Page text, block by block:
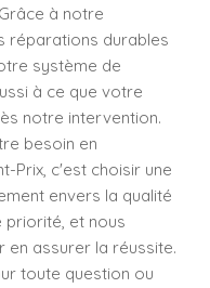
à notre
réparations durables
système de
à ce que votre
notre intervention.
besoin en
Prix, c'est choisir une
envers la qualité
et nous
en assurer la réussite.
toute question ou